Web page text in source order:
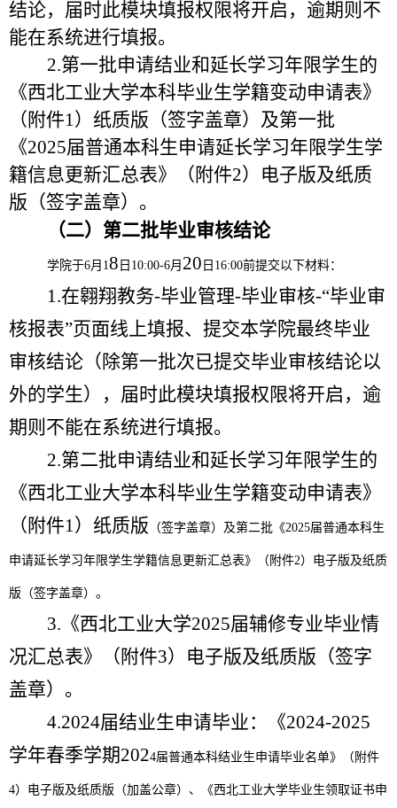
结论，届时此模块填报权限将开启，逾期则不
能在系统进行填报。
2.第一批申请结业和延长学习年限学生的
《西北工业大学本科毕业生学籍变动申请表》
（附件1）纸质版（签字盖章）及第一批
《2025届普通本科生申请延长学习年限学生学
籍信息更新汇总表》（附件2）电子版及纸质
版（签字盖章）。
（二）第二批毕业审核结论
学院于6月18 日 10:00-6月 20 日 16:00前提交以下材料：
1.在翱翔教务-毕业管理-毕业审核-“毕业审
核报表”页面线上填报、提交本学院最终毕业
审核结论（除第一批次已提交毕业审核结论以
外的学生），届时此模块填报权限将开启，逾
期则不能在系统进行填报。
2.第二批申请结业和延长学习年限学生的
《西北工业大学本科毕业生学籍变动申请表》
（ 附件1）纸质版 （签字盖章）及第二批《2025届普通本科生
申请延长学习年限学生学籍信息更新汇总表》（附件2）电子版及纸质
版（签字盖章）。
3.《西北工业大学2025届辅修专业毕业情
况汇总表》（附件3）电子版及纸质版（签字
盖章）。
4.2024届结业生申请毕业：《2024-2025
学年春季学期2024届普通本科结业生申请毕业名单》（附件
4） 电子版及纸质版（加盖公章） 、《西北工业大学毕业生领取证书申